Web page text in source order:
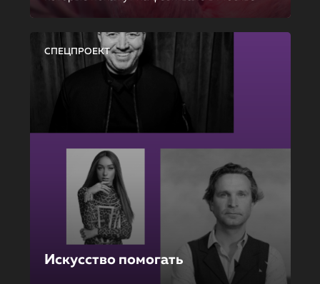
СПЕЦПРОЕКТ
Искусство помогать